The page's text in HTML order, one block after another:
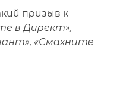
призыв к
в Директ»,
«Смахните